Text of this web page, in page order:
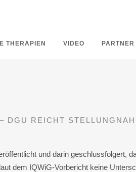
THERAPIEN VIDEO PARTNER
DGU REICHT
und darin geschlussfolgert,
dem IQWiG-Vorbericht keine